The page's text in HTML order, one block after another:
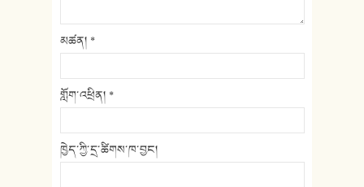
མཚན། *
གློག་འཕྲིན། *
ཁྱེད་ཀྱི་དྲ་ཚིགས་ཁ་བྱང།